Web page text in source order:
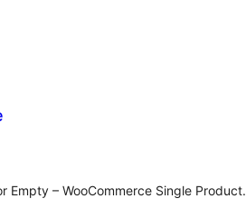
Empty – WooCommerce Single Product.